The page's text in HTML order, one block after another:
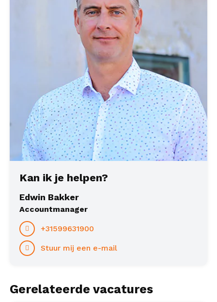
Kan ik je helpen?
Edwin Bakker
Accountmanager
+31599631900
Stuur mij een e-mail
Gerelateerde vacatures